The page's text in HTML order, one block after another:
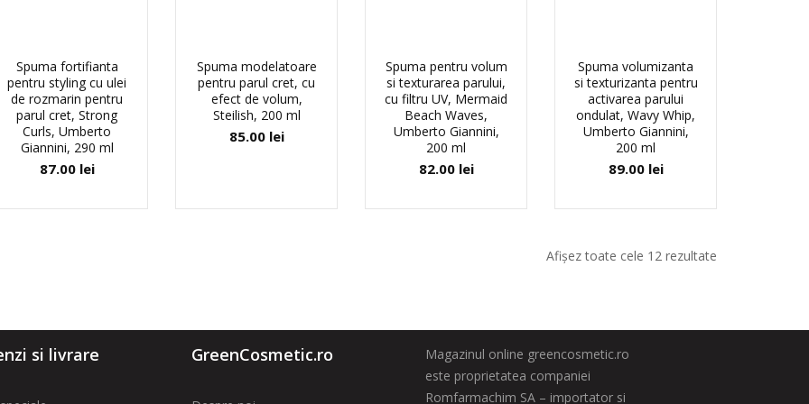
Spuma fortifianta
pentru styling cu ulei
de rozmarin pentru
parul cret, Strong
Curls, Umberto
Giannini, 290 ml
87.00 lei
Spuma modelatoare
pentru parul cret, cu
efect de volum,
Steilish, 200 ml
85.00 lei
Spuma pentru volum
si texturarea parului,
cu filtru UV, Mermaid
Beach Waves,
Umberto Giannini,
200 ml
82.00 lei
Spuma volumizanta
si texturizanta pentru
activarea parului
ondulat, Wavy Whip,
Umberto Giannini,
200 ml
89.00 lei
Afișez toate cele 12 rezultate
si livrare GreenCosmetic.ro
Magazinul online greencosmetic.ro
este proprietatea companiei
Romfarmachim SA – importator si